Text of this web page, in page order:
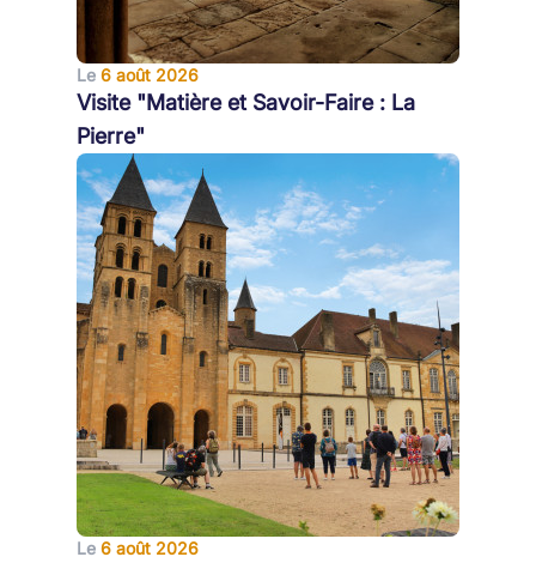
Le 6 août 2026
Visite "Matière et Savoir-Faire : La
Pierre"
Le 6 août 2026